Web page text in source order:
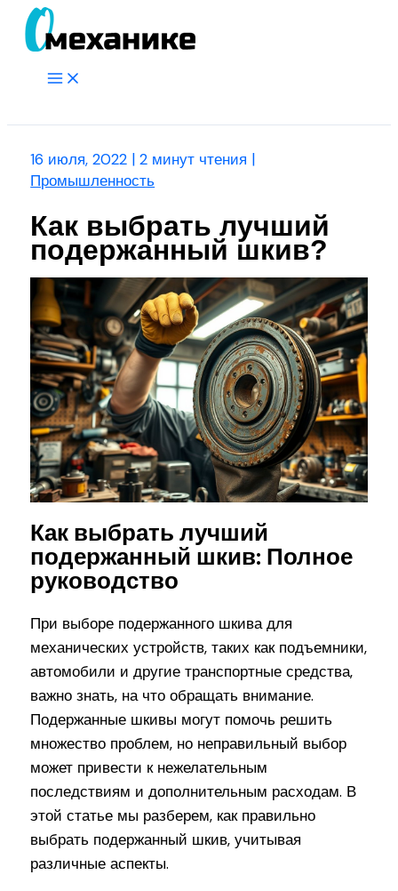
Перейти
Main
16 июля, 2022 |2 минут чтения |
Промышленность
Как выбрать лучший
подержанный шкив?
Как выбрать лучший
подержанный шкив: Полное
руководство
При выборе подержанного шкива для
механических устройств, таких как подъемники,
автомобили и другие транспортные средства,
важно знать, на что обращать внимание.
Подержанные шкивы могут помочь решить
множество проблем, но неправильный выбор
может привести к нежелательным
последствиям и дополнительным расходам. В
этой статье мы разберем, как правильно
выбрать подержанный шкив, учитывая
различные аспекты.